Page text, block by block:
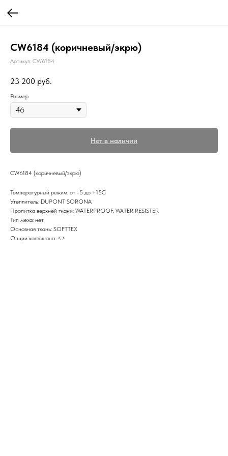
CW6184 (коричневый/экрю)
Артикул: CW6184
23 200 руб.
Размер
Нет в наличии
CW6184 (коричневый/экрю)
Температурный режим: от -5 до +15С
Утеплитель: DUPONT SORONA
Пропитка верхней ткани: WATERPROOF, WATER RESISTER
Тип меха: нет
Основная ткань: SOFTTEX
Опции капюшона: <>